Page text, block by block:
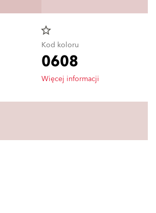
star_border
Kod koloru
0608
Więcej informacji